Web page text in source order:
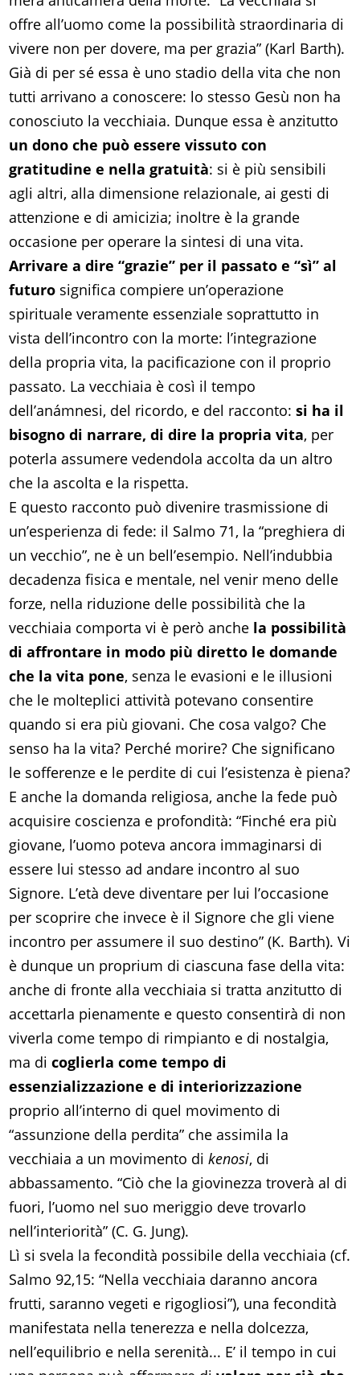
offre all’uomo come la possibilità straordinaria di
vivere non per dovere, ma per grazia” (Karl Barth).
Già di per sé essa è uno stadio della vita che non
tutti arrivano a conoscere: lo stesso Gesù non ha
conosciuto la vecchiaia. Dunque essa è anzitutto
un dono che può essere vissuto con
gratitudine e nella gratuità: si è più sensibili
agli altri, alla dimensione relazionale, ai gesti di
attenzione e di amicizia; inoltre è la grande
occasione per operare la sintesi di una vita.
Arrivare a dire “grazie” per il passato e “sì” al
futuro significa compiere un’operazione
spirituale veramente essenziale soprattutto in
vista dell’incontro con la morte: l’integrazione
della propria vita, la pacificazione con il proprio
passato. La vecchiaia è così il tempo
dell’anámnesi, del ricordo, e del racconto:si ha il
bisogno di narrare, di dire la propria vita, per
poterla assumere vedendola accolta da un altro
che la ascolta e la rispetta.
E questo racconto può divenire trasmissione di
un’esperienza di fede: il Salmo 71, la “preghiera di
un vecchio”, ne è un bell’esempio. Nell’indubbia
decadenza fisica e mentale, nel venir meno delle
forze, nella riduzione delle possibilità che la
vecchiaia comporta vi è però anche la possibilità
di affrontare in modo più diretto le domande
che la vita pone, senza le evasioni e le illusioni
che le molteplici attività potevano consentire
quando si era più giovani. Che cosa valgo? Che
senso ha la vita? Perché morire? Che significano
le sofferenze e le perdite di cui l’esistenza è piena?
E anche la domanda religiosa, anche la fede può
acquisire coscienza e profondità: “Finché era più
giovane, l’uomo poteva ancora immaginarsi di
essere lui stesso ad andare incontro al suo
Signore. L’età deve diventare per lui l’occasione
per scoprire che invece è il Signore che gli viene
incontro per assumere il suo destino” (K. Barth). Vi
è dunque un proprium di ciascuna fase della vita:
anche di fronte alla vecchiaia si tratta anzitutto di
accettarla pienamente e questo consentirà di non
viverla come tempo di rimpianto e di nostalgia,
ma dicoglierla come tempo di
essenzializzazione e di interiorizzazione
proprio all’interno di quel movimento di
“assunzione della perdita” che assimila la
vecchiaia a un movimento dikenosi, di
abbassamento. “Ciò che la giovinezza troverà al di
fuori, l’uomo nel suo meriggio deve trovarlo
nell’interiorità” (C. G. Jung).
Lì si svela la fecondità possibile della vecchiaia (cf.
Salmo 92,15: “Nella vecchiaia daranno ancora
frutti, saranno vegeti e rigogliosi”), una fecondità
manifestata nella tenerezza e nella dolcezza,
nell’equilibrio e nella serenità... E’ il tempo in cui